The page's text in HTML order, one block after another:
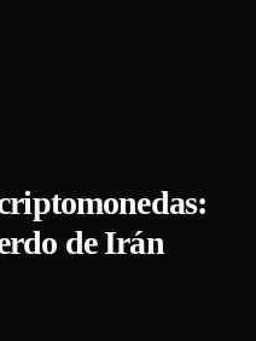
de Irán